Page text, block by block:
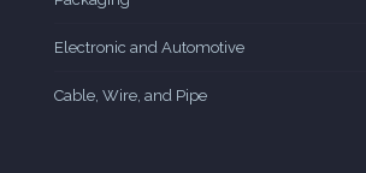
Electronic and Automotive
Cable, Wire, and Pipe